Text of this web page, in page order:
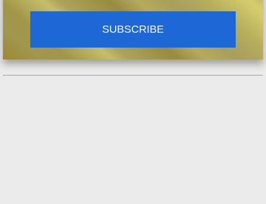
SUBSCRIBE